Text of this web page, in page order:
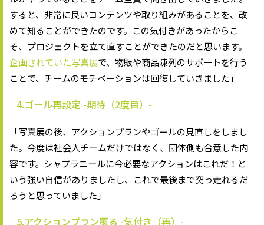
すると、非常に良いコンテンツや取り組みがあることを、改
めて知ることができたのです。この気付きがあったからこ
そ、プロジェクトを立て直すことができたのだと思います。
企画されていた写真展で、物販や商品陳列のサポートを行う
ことで、チームのモチベーションは回復していきました」
4.ゴール再設定 -期待（2度目）-
「写真展の後、アクションプランやゴールの見直しをしまし
た。今度は社会人チームだけではなく、団体側も合意した内
容です。シャプラニールに今必要なアクションはこれだ！と
いう強い自信がありましたし、これで最後まで突っ走れるだ
ろうと思っていました」
5.アクションプラン覆る -気付き（再）-